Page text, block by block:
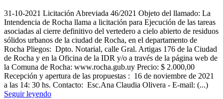
31-10-2021 Licitación Abreviada 46/2021 Objeto del llamado: La
Intendencia de Rocha llama a licitación para Ejecución de las tareas
asociadas al cierre definitivo del vertedero a cielo abierto de residuos
sólidos urbanos de la ciudad de Rocha, en el departamento de
Rocha Pliegos: Dpto. Notarial, calle Gral. Artigas 176 de la Ciudad
de Rocha y en la Oficina de la IDR y/o a través de la página web de
la Comuna de Rocha: www.rocha.gub.uy Precio: $ 2.000,00
Recepción y apertura de las propuestas : 16 de noviembre de 2021
a las 14: 30 hs. Contacto: Esc.Ana Claudia Olivera - E-mail: (...)
Seguir leyendo